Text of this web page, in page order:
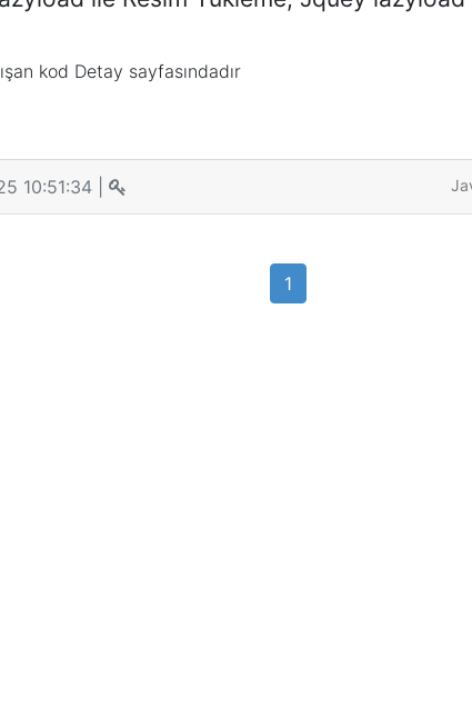
kod Detay sayfasındadır
10:51:34 |
1